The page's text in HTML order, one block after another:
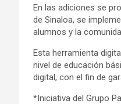
En las adiciones se
de Sinaloa, se
alumnos y la
Esta herramienta
nivel de educación
digital, con el fin de
*Iniciativa del Grupo